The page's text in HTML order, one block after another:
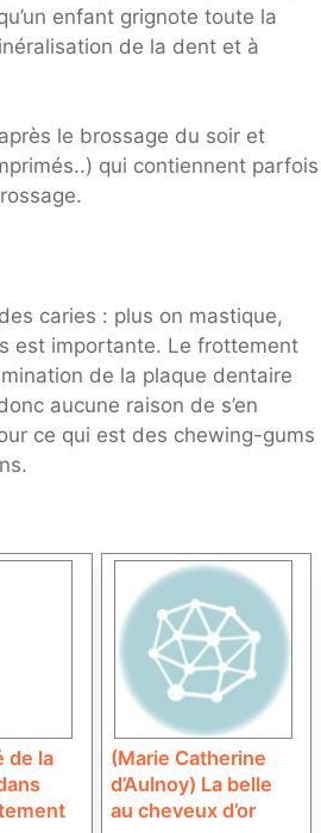
enfant grignote toute la
de la dent et à
le brossage du soir et
qui contiennent parfois
caries : plus on mastique,
est importante. Le frottement
de la plaque dentaire
aucune raison de s’en
ce qui est des chewing-gums
de la
(Marie Catherine
d’Aulnoy) La belle
au cheveux d’or